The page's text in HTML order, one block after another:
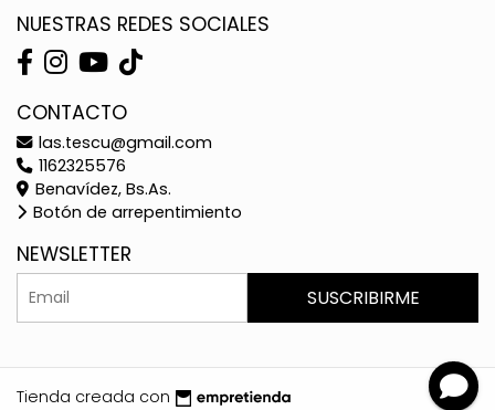
NUESTRAS REDES SOCIALES
CONTACTO
las.tescu@gmail.com
1162325576
Benavídez, Bs.As.
Botón de arrepentimiento
NEWSLETTER
SUSCRIBIRME
Tienda creada con